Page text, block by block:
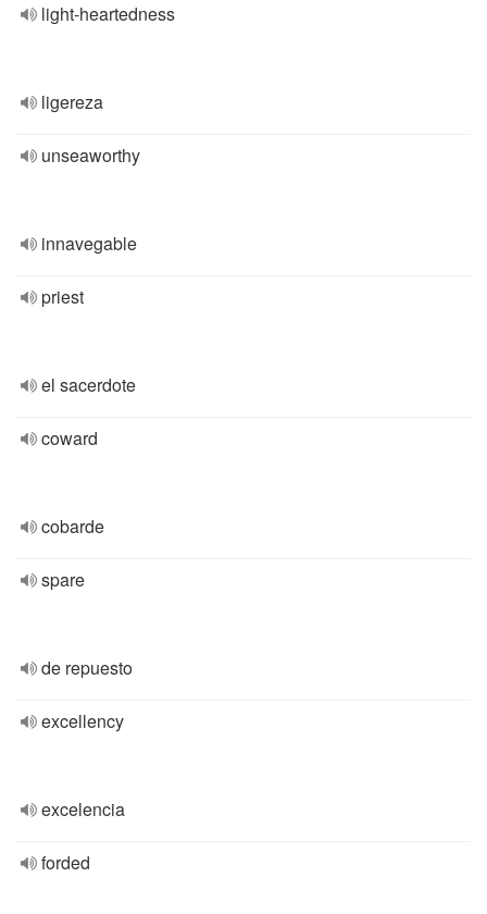
light-heartedness
ligereza
unseaworthy
innavegable
priest
el sacerdote
coward
cobarde
spare
de repuesto
excellency
excelencia
forded